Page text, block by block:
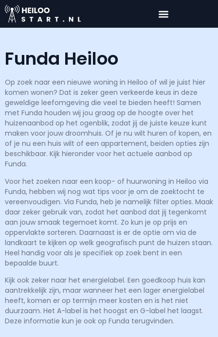
Funda Heiloo
Op zoek naar een nieuwe woning in Heiloo of wil je juist hier
komen wonen? Dat is zeker geen verkeerde keus in deze
geweldige leefomgeving die veel te bieden heeft! Samen
met Funda houden wij jou graag op de hoogte over het
huizenaanbod op het ogenblik, zodat jij de juiste keuze kunt
maken voor jouw droomhuis. Of je nu wilt huren of kopen, en
of je nu een huis wilt of een appartement, beiden opties zijn
beschikbaar. Kijk hieronder voor het actuele aanbod op
Funda.
Voor het zoeken naar een koop- of huurwoning in Heiloo via
Funda, hebben wij nog wat tips voor je om de zoektocht te
vereenvoudigen. Via Funda, heb je namelijk filter opties. Maak
daar zeker gebruik van, zodat het aanbod dat jij tegenkomt
aan jouw smaak tegemoet komt. Zo kun je op prijs en
oppervlakte sorteren. Daarnaast is er de optie om via de
landkaart te kijken op welk geografisch punt de huizen staan.
Heel handig voor als je specifiek op zoek bent in een
bepaalde buurt.
Kijk ook zeker naar het energielabel. Een goedkoop huis kan
aantrekkelijk zijn, maar wanneer het een lager energielabel
heeft, komen er op termijn meer kosten en is het niet
duurzaam. Het A-label is het hoogst en G-label het laagst.
Deze informatie kun je ook op Funda terugvinden.